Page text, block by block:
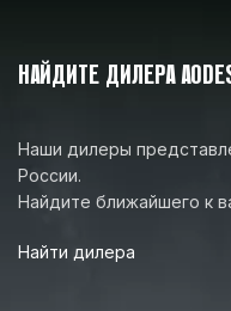
ГАРАНТИЯ
НАЙДИТЕ ДИЛЕРА
Наши дилеры
России.
Найдите ближайшего к
Найти дилера